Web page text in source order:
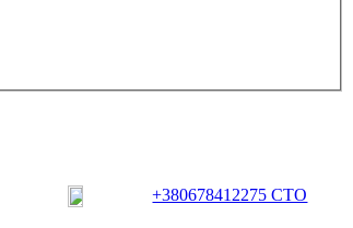
+380678412275 СТО